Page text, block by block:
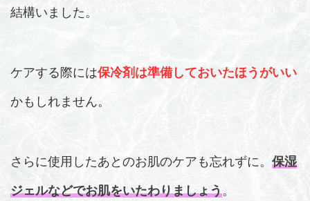
結構いました。
ケアする際には保冷剤は準備しておいたほうがいい
かもしれません。
さらに使用したあとのお肌のケアも忘れずに。 保湿
ジェルなどでお肌をいたわりましょう。